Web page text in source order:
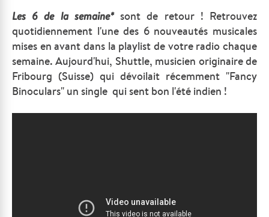
Les 6 de la semaine*sont de retour ! Retrouvez
quotidiennement l'une des 6 nouveautés musicales
mises en avant dans la playlist de votre radio chaque
semaine. Aujourd'hui, Shuttle, musicien originaire de
Fribourg (Suisse) qui dévoilait récemment "Fancy
Binoculars" un single qui sent bon l'été indien !